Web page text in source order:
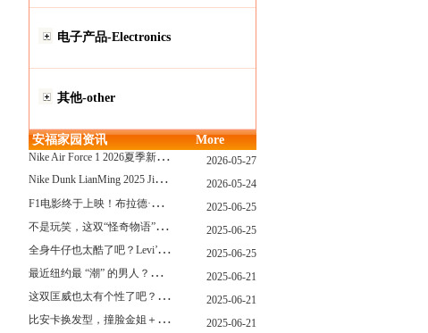
电子产品-Electronics
其他-other
安福家园资讯 More
N
ike Air Force 1 2026夏季新配色惊艳登场！经典鞋型焕发新生！ 2026-05-27
N
ike Dunk LianMing 2025 JingDian XieXing ZaiCi HuiGui 2026-05-24
F
1电影终于上映！布拉德·皮特与汤姆·克鲁斯，时隔31年红毯重逢！ 2025-06-25
不
是玩笑，这双“怪奇物语” x Nike Dunk 本该6年前就发售！ 2025-06-25
全
身牛仔也太酷了吧？Levi’s x Nike 联名三件套来了！ 2025-06-25
最
近纽约最 “潮” 的男人？布拉德·皮特这波时髦变身有点猛 2025-06-21
这
双匡威也太有个性了吧？TOYA HORIUCHI联名登场！ 2025-06-21
比
安卡换发型，撞脸金姐＋朱莉？ 2025-06-21